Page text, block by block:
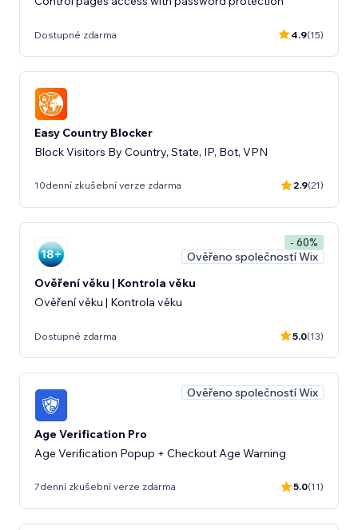
Dostupné zdarma 4.9(15)
Easy Country Blocker
Block Visitors By Country, State, IP, Bot, VPN
10denní zkušební verze zdarma 2.9(21)
- 60%
Ověřeno společností Wix
Ověření věku | Kontrola věku
Ověření věku | Kontrola věku
Dostupné zdarma 5.0(13)
Ověřeno společností Wix
Age Verification Pro
Age Verification Popup + Checkout Age Warning
7denní zkušební verze zdarma 5.0(11)